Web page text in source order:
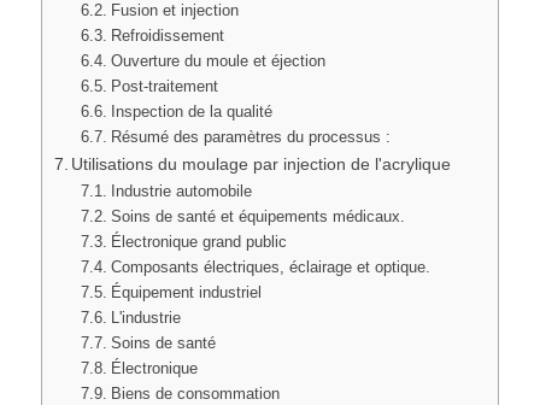
Fusion et injection
Refroidissement
Ouverture du moule et éjection
Post-traitement
Inspection de la qualité
Résumé des paramètres du processus :
Utilisations du moulage par injection de l'acrylique
Industrie automobile
Soins de santé et équipements médicaux.
Électronique grand public
Composants électriques, éclairage et optique.
Équipement industriel
L'industrie
Soins de santé
Électronique
Biens de consommation